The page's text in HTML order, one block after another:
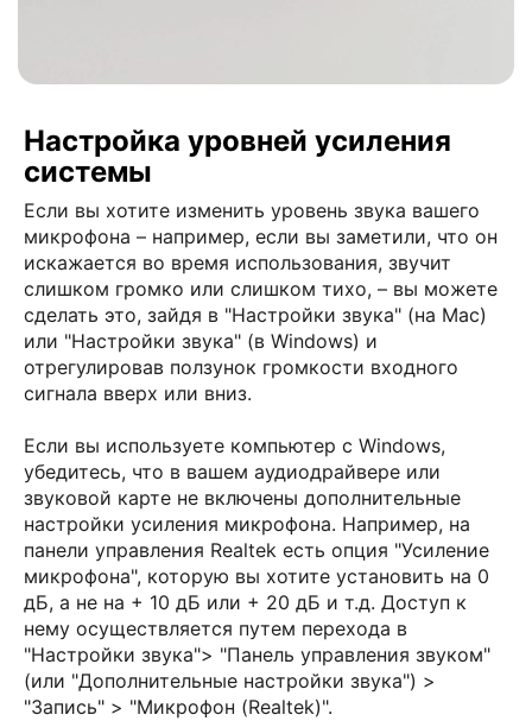
Настройка уровней усиления
системы
Если вы хотите изменить уровень звука вашего
микрофона – например, если вы заметили, что он
искажается во время использования, звучит
слишком громко или слишком тихо, – вы можете
сделать это, зайдя в "Настройки звука" (на Mac)
или "Настройки звука" (в Windows) и
отрегулировав ползунок громкости входного
сигнала вверх или вниз.
Если вы используете компьютер с Windows,
убедитесь, что в вашем аудиодрайвере или
звуковой карте не включены дополнительные
настройки усиления микрофона. Например, на
панели управления Realtek есть опция "Усиление
микрофона", которую вы хотите установить на 0
дБ, а не на + 10 дБ или + 20 дБ и т.д. Доступ к
нему осуществляется путем перехода в
"Настройки звука"> "Панель управления звуком"
(или "Дополнительные настройки звука") >
"Запись" > "Микрофон (Realtek)".